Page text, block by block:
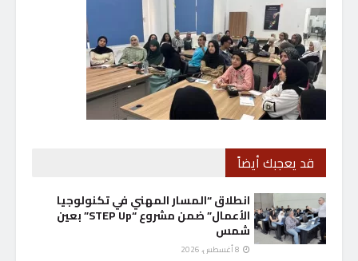
قد يعجبك أيضاً
انطلاق “المسار المهني في تكنولوجيا
الأعمال” ضمن مشروع “STEP Up” بعين
شمس